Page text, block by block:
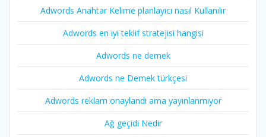
Adwords Anahtar Kelime planlayıcı nasıl Kullanılır
Adwords en iyi teklif stratejisi hangisi
Adwords ne demek
Adwords ne Demek türkçesi
Adwords reklam onaylandi ama yayınlanmıyor
Ağ geçidi Nedir